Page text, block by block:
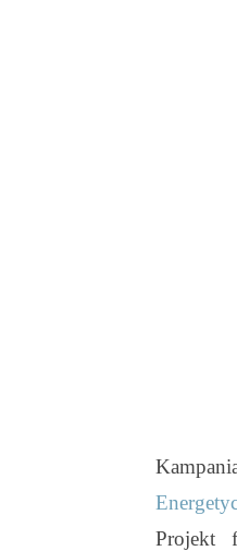
Projekt